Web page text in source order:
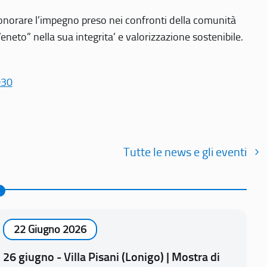
l’impegno preso nei confronti della comunità
nella sua integrita’ e valorizzazione sostenibile.
Tutte le news e gli eventi
22 Giugno 2026
26 giugno - Villa Pisani (Lonigo) | Mostra di